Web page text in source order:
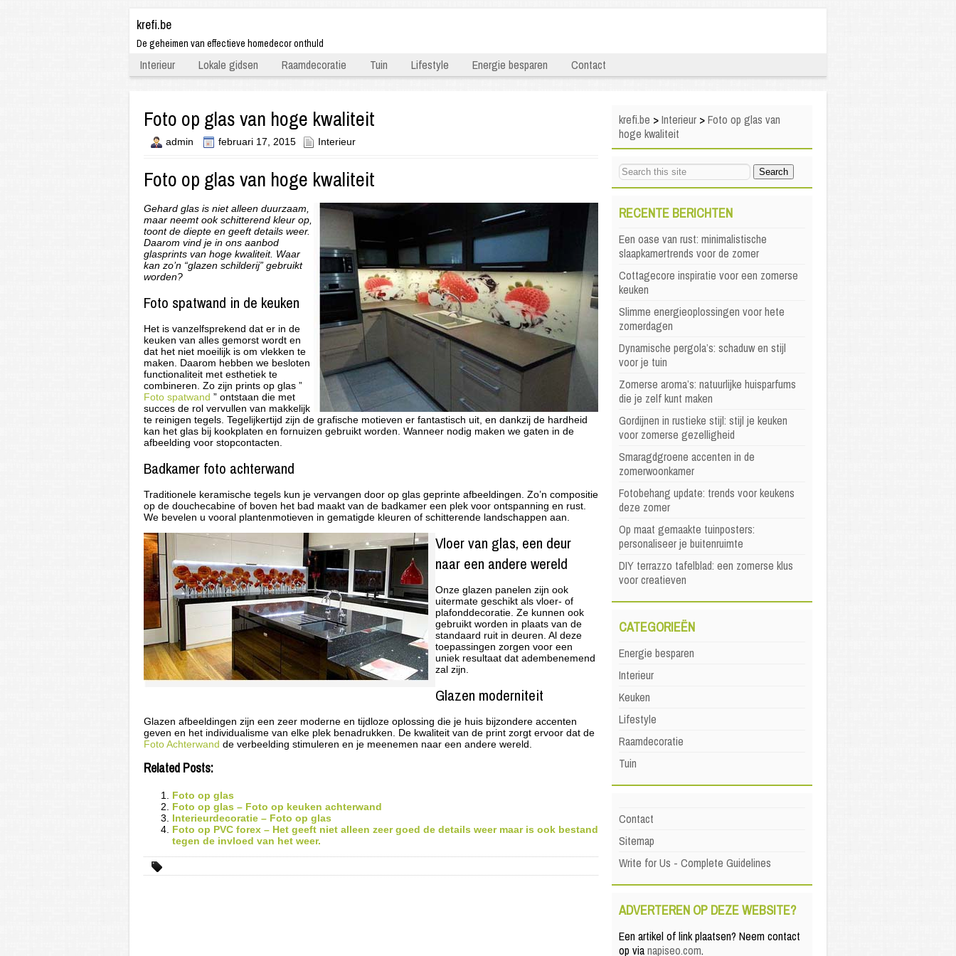
krefi.be
De geheimen van effectieve homedecor onthuld
Interieur Lokale gidsen Raamdecoratie Tuin Lifestyle Energie besparen Contact
Foto op glas van hoge kwaliteit
admin februari 17, 2015 Interieur
Foto op glas van hoge kwaliteit
Gehard glas is niet alleen duurzaam,
maar neemt ook schitterend kleur op,
toont de diepte en geeft details weer.
Daarom vind je in ons aanbod
glasprints van hoge kwaliteit. Waar
kan zo’n “glazen schilderij” gebruikt
worden?
Foto spatwand in de keuken
Het is vanzelfsprekend dat er in de
keuken van alles gemorst wordt en
dat het niet moeilijk is om vlekken te
maken. Daarom hebben we besloten
functionaliteit met esthetiek te
combineren. Zo zijn prints op glas ”
Foto spatwand ” ontstaan die met
succes de rol vervullen van makkelijk
te reinigen tegels. Tegelijkertijd zijn de grafische motieven er fantastisch uit, en dankzij de hardheid
kan het glas bij kookplaten en fornuizen gebruikt worden. Wanneer nodig maken we gaten in de
afbeelding voor stopcontacten.
Badkamer foto achterwand
Traditionele keramische tegels kun je vervangen door op glas geprinte afbeeldingen. Zo’n compositie
op de douchecabine of boven het bad maakt van de badkamer een plek voor ontspanning en rust.
We bevelen u vooral plantenmotieven in gematigde kleuren of schitterende landschappen aan.
Vloer van glas, een deur
naar een andere wereld
Onze glazen panelen zijn ook
uitermate geschikt als vloer- of
plafonddecoratie. Ze kunnen ook
gebruikt worden in plaats van de
standaard ruit in deuren. Al deze
toepassingen zorgen voor een
uniek resultaat dat adembenemend
zal zijn.
Glazen moderniteit
Glazen afbeeldingen zijn een zeer moderne en tijdloze oplossing die je huis bijzondere accenten
geven en het individualisme van elke plek benadrukken. De kwaliteit van de print zorgt ervoor dat de
Foto Achterwand de verbeelding stimuleren en je meenemen naar een andere wereld.
Related Posts:
Foto op glas
Foto op glas – Foto op keuken achterwand
Interieurdecoratie – Foto op glas
Foto op PVC forex – Het geeft niet alleen zeer goed de details weer maar is ook bestand
tegen de invloed van het weer.
krefi.be >Interieur>Foto op glas van
hoge kwaliteit
RECENTE BERICHTEN
Een oase van rust: minimalistische
slaapkamertrends voor de zomer
Cottagecore inspiratie voor een zomerse
keuken
Slimme energieoplossingen voor hete
zomerdagen
Dynamische pergola’s: schaduw en stijl
voor je tuin
Zomerse aroma’s: natuurlijke huisparfums
die je zelf kunt maken
Gordijnen in rustieke stijl: stijl je keuken
voor zomerse gezelligheid
Smaragdgroene accenten in de
zomerwoonkamer
Fotobehang update: trends voor keukens
deze zomer
Op maat gemaakte tuinposters:
personaliseer je buitenruimte
DIY terrazzo tafelblad: een zomerse klus
voor creatieven
CATEGORIEËN
Energie besparen
Interieur
Keuken
Lifestyle
Raamdecoratie
Tuin
Contact
Sitemap
Write for Us - Complete Guidelines
ADVERTEREN OP DEZE WEBSITE?
Een artikel of link plaatsen? Neem contact
op vianapiseo.com.